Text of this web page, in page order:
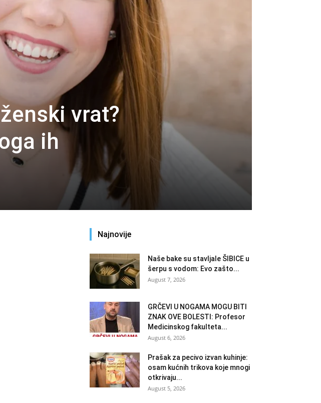
vrat?
ih
Najnovije
Naše bake su stavljale ŠIBICE u
šerpu s vodom: Evo zašto...
August 7, 2026
GRČEVI U NOGAMA MOGU BITI
ZNAK OVE BOLESTI: Profesor
Medicinskog fakulteta...
August 6, 2026
Prašak za pecivo izvan kuhinje:
osam kućnih trikova koje mnogi
otkrivaju...
August 5, 2026